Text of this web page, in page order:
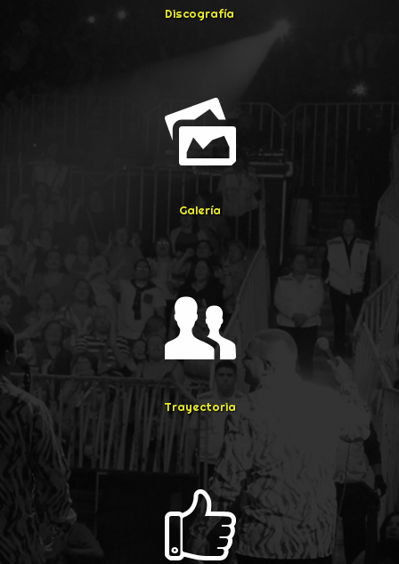
Discografía
Galería
Trayectoria